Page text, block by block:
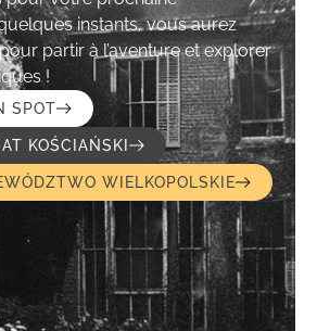
instants, vous aurez
partir à l’aventure et explorer
!
SPOT
KOŚCIAŃSKI
WIELKOPOLSKIE